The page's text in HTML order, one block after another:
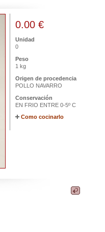
0.00 €
Unidad
0
Peso
1 kg
Origen de procedencia
POLLO NAVARRO
Conservación
EN FRIO ENTRE 0-5º C
Como cocinarlo